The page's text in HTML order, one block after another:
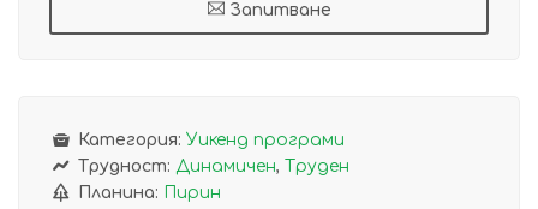
Запитване
Категория: Уикенд програми
Трудност: Динамичен, Труден
Планина: Пирин